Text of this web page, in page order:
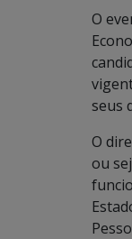
O
seus
O
ou